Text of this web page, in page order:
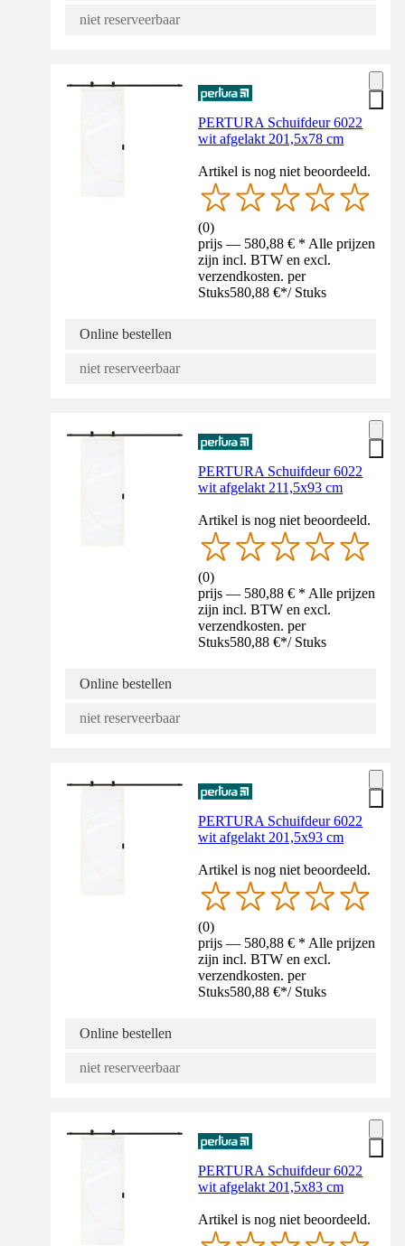
niet reserveerbaar
PERTURA Schuifdeur 6022
wit afgelakt 201,5x78 cm
Artikel is nog niet beoordeeld.
(0)
prijs — 580,88 € * Alle prijzen
zijn incl. BTW en excl.
verzendkosten. per
Stuks580,88 €*/ Stuks
Online bestellen
niet reserveerbaar
PERTURA Schuifdeur 6022
wit afgelakt 211,5x93 cm
Artikel is nog niet beoordeeld.
(0)
prijs — 580,88 € * Alle prijzen
zijn incl. BTW en excl.
verzendkosten. per
Stuks580,88 €*/ Stuks
Online bestellen
niet reserveerbaar
PERTURA Schuifdeur 6022
wit afgelakt 201,5x93 cm
Artikel is nog niet beoordeeld.
(0)
prijs — 580,88 € * Alle prijzen
zijn incl. BTW en excl.
verzendkosten. per
Stuks580,88 €*/ Stuks
Online bestellen
niet reserveerbaar
PERTURA Schuifdeur 6022
wit afgelakt 201,5x83 cm
Artikel is nog niet beoordeeld.